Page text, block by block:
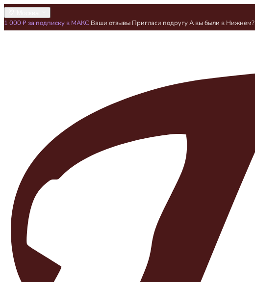
1 000 ₽ за подписку в МАКС Ваши отзывы Пригласи подругуА вы были в Нижнем?